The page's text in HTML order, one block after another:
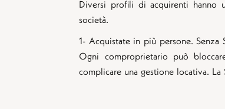
Diversi profili di acquirenti hanno
società.
1- Acquistate in più persone.
Ogni comproprietario può
complicare una gestione locativa.